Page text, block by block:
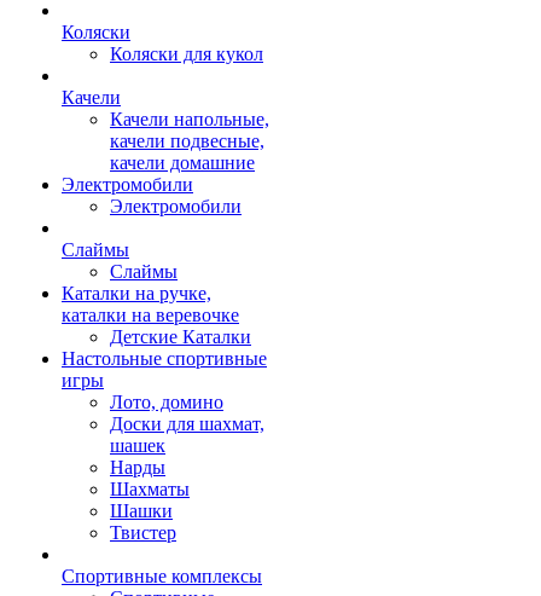
Коляски
Коляски для кукол
Качели
Качели напольные,
качели подвесные,
качели домашние
Электромобили
Электромобили
Слаймы
Слаймы
Каталки на ручке,
каталки на веревочке
Детские Каталки
Настольные спортивные
игры
Лото, домино
Доски для шахмат,
шашек
Нарды
Шахматы
Шашки
Твистер
Спортивные комплексы